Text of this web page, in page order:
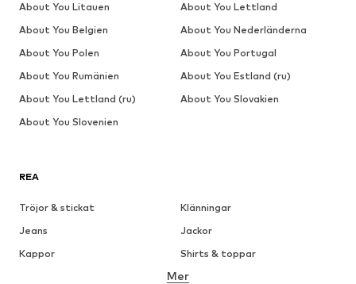
REA
Tröjor & stickat
Klänningar
Jeans
Jackor
Kappor
Shirts & toppar
Underkläder
Mer
About You Litauen
About You Lettland
About You Belgien
About You Nederländerna
About You Polen
About You Portugal
About You Rumänien
About You Estland (ru)
About You Lettland (ru)
About You Slovakien
About You Slovenien